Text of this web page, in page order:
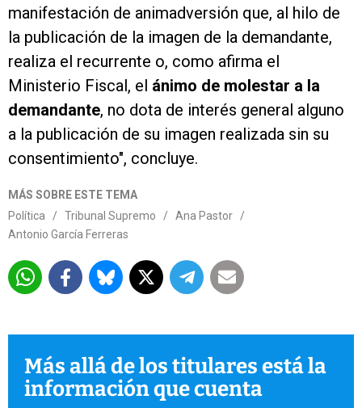
manifestación de animadversión que, al hilo de
la publicación de la imagen de la demandante,
realiza el recurrente o, como afirma el
Ministerio Fiscal, el ánimo de molestar a la
demandante, no dota de interés general alguno
a la publicación de su imagen realizada sin su
consentimiento", concluye.
MÁS SOBRE ESTE TEMA
Política
/ Tribunal Supremo / Ana Pastor
/
Antonio García Ferreras
Más allá de los titulares está la
información que cuenta